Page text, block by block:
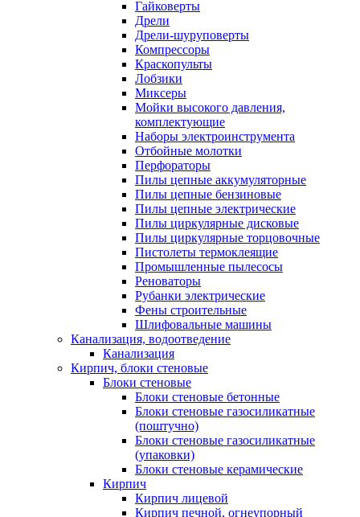
Гайковерты
Дрели
Дрели-шуруповерты
Компрессоры
Краскопульты
Лобзики
Миксеры
Мойки высокого давления,
комплектующие
Наборы электроинструмента
Отбойные молотки
Перфораторы
Пилы цепные аккумуляторные
Пилы цепные бензиновые
Пилы цепные электрические
Пилы циркулярные дисковые
Пилы циркулярные торцовочные
Пистолеты термоклеящие
Промышленные пылесосы
Реноваторы
Рубанки электрические
Фены строительные
Шлифовальные машины
Канализация, водоотведение
Канализация
Кирпич, блоки стеновые
Блоки стеновые
Блоки стеновые бетонные
Блоки стеновые газосиликатные
(поштучно)
Блоки стеновые газосиликатные
(упаковки)
Блоки стеновые керамические
Кирпич
Кирпич лицевой
Кирпич печной, огнеупорный